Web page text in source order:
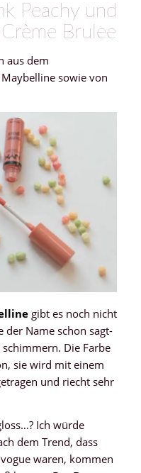
Peachy und
Brulee
aus dem
sowie von
gibt es noch nicht
der Name schon sagt-
Die Farbe
sie wird mit einem
und riecht sehr
Ich würde
dem Trend, dass
waren, kommen